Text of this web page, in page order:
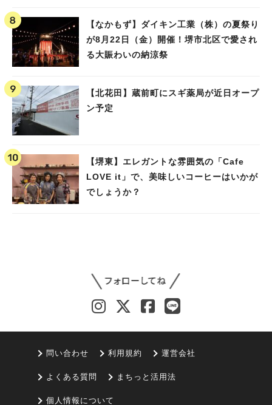
【なかもず】ダイキン工業（株）の夏祭り
が8月22日（金）開催！堺市北区で愛され
る大賑わいの納涼祭
【北花田】蔵前町にスギ薬局が近日オープ
ン予定
【堺東】エレガントな雰囲気の「Cafe
LOVE it」で、美味しいコーヒーはいかが
でしょうか？
問い合わせ 利用規約 運営会社
よくある質問 まちっと活用法
個人情報について